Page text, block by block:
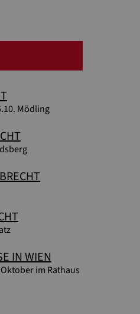
Mödling
IN WIEN
im Rathaus